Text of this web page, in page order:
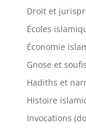
Droit et
Écoles
Économie
Gnose et
Hadiths et
Histoire
Invocations